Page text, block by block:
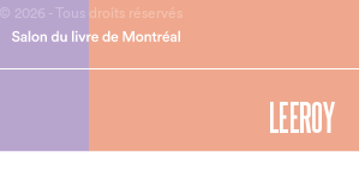
© 2026 - Tous droits réservés